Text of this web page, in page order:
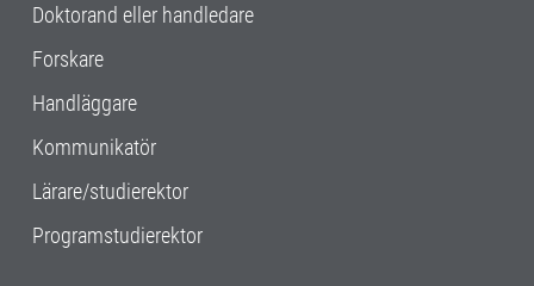
Doktorand eller handledare
Forskare
Handläggare
Kommunikatör
Lärare/studierektor
Programstudierektor